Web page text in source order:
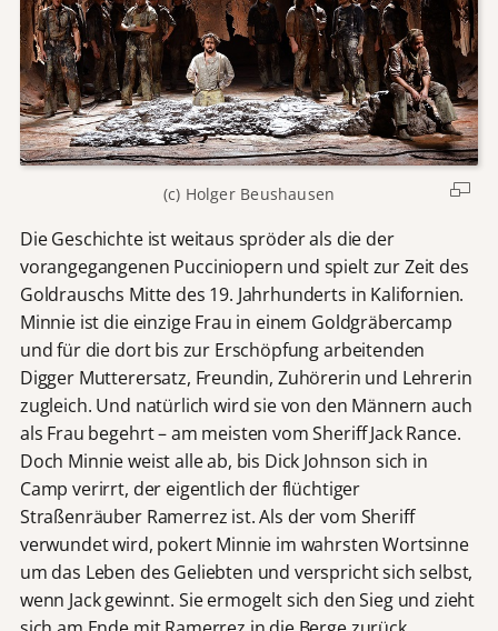
(c) Holger Beushausen
Die Geschichte ist weitaus spröder als die der
vorangegangenen Pucciniopern und spielt zur Zeit des
Goldrauschs Mitte des 19. Jahrhunderts in Kalifornien.
Minnie ist die einzige Frau in einem Goldgräbercamp
und für die dort bis zur Erschöpfung arbeitenden
Digger Mutterersatz, Freundin, Zuhörerin und Lehrerin
zugleich. Und natürlich wird sie von den Männern auch
als Frau begehrt – am meisten vom Sheriff Jack Rance.
Doch Minnie weist alle ab, bis Dick Johnson sich in
Camp verirrt, der eigentlich der flüchtiger
Straßenräuber Ramerrez ist. Als der vom Sheriff
verwundet wird, pokert Minnie im wahrsten Wortsinne
um das Leben des Geliebten und verspricht sich selbst,
wenn Jack gewinnt. Sie ermogelt sich den Sieg und zieht